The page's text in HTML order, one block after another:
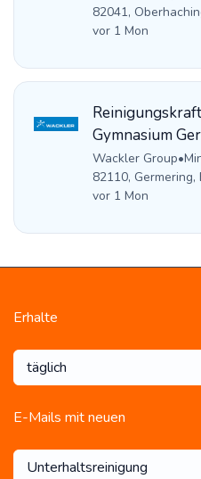
82041,
vor 1 Mon
Gymnasium
Wackler Group•
82110,
vor 1 Mon
Erhalte
täglich
E-Mails mit neuen
Unterhaltsreinigung